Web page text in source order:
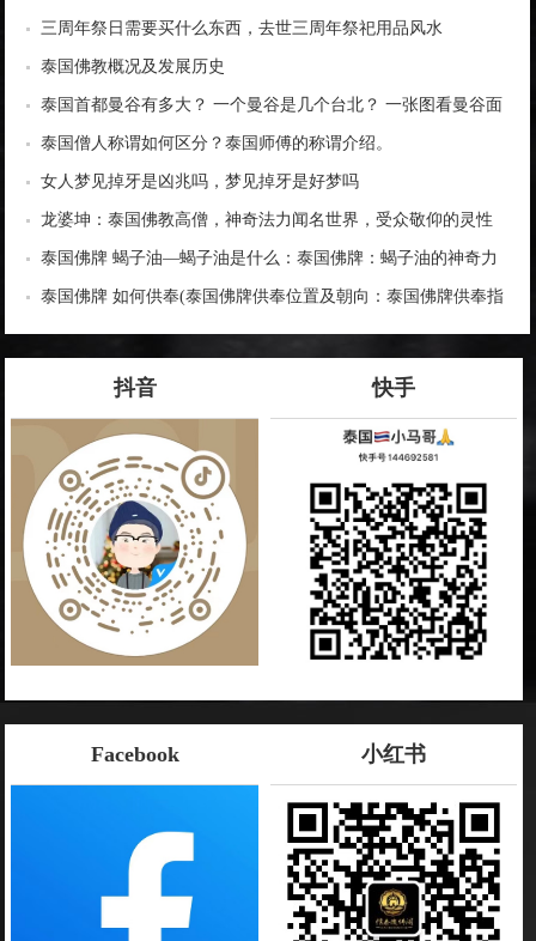
三周年祭日需要买什么东西，去世三周年祭祀用品风水
泰国佛教概况及发展历史
泰国首都曼谷有多大？ 一个曼谷是几个台北？ 一张图看曼谷面
积与各大城市比较
泰国僧人称谓如何区分？泰国师傅的称谓介绍。
女人梦见掉牙是凶兆吗，梦见掉牙是好梦吗
龙婆坤：泰国佛教高僧，神奇法力闻名世界，受众敬仰的灵性
导师
泰国佛牌 蝎子油—蝎子油是什么：泰国佛牌：蝎子油的神奇力
量
泰国佛牌 如何供奉(泰国佛牌供奉位置及朝向：泰国佛牌供奉指
南)
抖音 快手
Facebook 小红书